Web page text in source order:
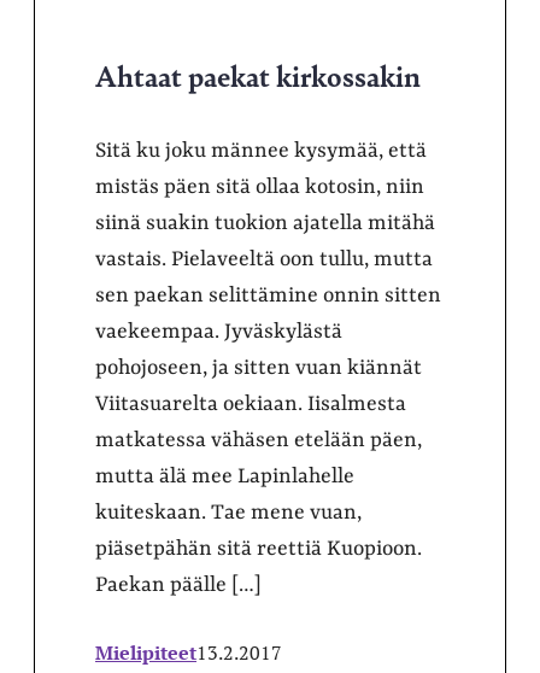
Ahtaat paekat kirkossakin
Sitä ku joku männee kysymää, että
mistäs päen sitä ollaa kotosin, niin
siinä suakin tuokion ajatella mitähä
vastais. Pielaveeltä oon tullu, mutta
sen paekan selittämine onnin sitten
vaekeempaa. Jyväskylästä
pohojoseen, ja sitten vuan kiännät
Viitasuarelta oekiaan. Iisalmesta
matkatessa vähäsen etelään päen,
mutta älä mee Lapinlahelle
kuiteskaan. Tae mene vuan,
piäsetpähän sitä reettiä Kuopioon.
Paekan päälle […]
Mielipiteet13.2.2017